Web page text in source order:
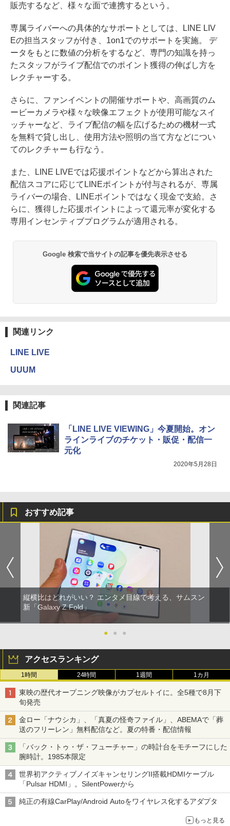
販売するなど、様々な面で連携するという。
専属ライバーへの具体的なサポートとしては、LINE LIV
Eの担当スタッフが付き、1on1でのサポートを実施。 デ
ータをもとに数値の分析をするなど、専門の知識を持っ
たスタッフがライブ配信でのポイント獲得の伸ばし方を
レクチャーする。
さらに、ファンイベントの開催サポートや、高画質のム
ービーカメラや様々な映像エフェクトが使用可能なスイ
ッチャーなど、ライブ配信の幅を広げるための機材一式
を無料で貸し出し、使用方法や照明の当て方などについ
てのレクチャーも行なう。
また、LINE LIVEでは応援ポイントなどから算出された
配信スコアに応じてLINEポイントが付与されるが、専属
ライバーの場合、LINEポイントではなく現金で支給。さ
らに、獲得した応援ポイントによって還元率が変化する
専用インセンティブプログラムが適用される。
Google 検索で当サイトの記事を優先表示させる
関連リンク
LINE LIVE
UUUM
関連記事
「LINE LIVE VIEWING」今夏開始。オン
ラインライブのチケット・販促・配信一
元化
2020年5月28日
おすすめ記事
縦横比はどれがいい？ エンタメ目線で考える、サムスン
新「Galaxy Z Fold」
● ● ●
アクセスランキング
1時間 24時間 1週間 1カ月
東映の歴代オープニング映像がカプセルトイに。全5種で8月下
旬発売
金ロー「ナウシカ」、「真夏の怪奇ファイル」、ABEMAで「葬
送のフリーレン」無料配信など。夏の特番・配信情報
「バック・トゥ・ザ・フューチャー」の時計台をモチーフにした
腕時計。1985本限定
世界初アクティブノイズキャンセリングII搭載HDMIケーブル
「Pulsar HDMI」。SilentPowerから
純正の有線CarPlay/Android Autoをワイヤレス化するアダプタ
もっと見る